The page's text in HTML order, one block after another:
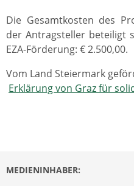
Die Gesamtkosten des
der Antragsteller beteiligt
EZA-Förderung: € 2.500,00.
Vom Land Steiermark
Erklärung von Graz für
MEDIENINHABER: